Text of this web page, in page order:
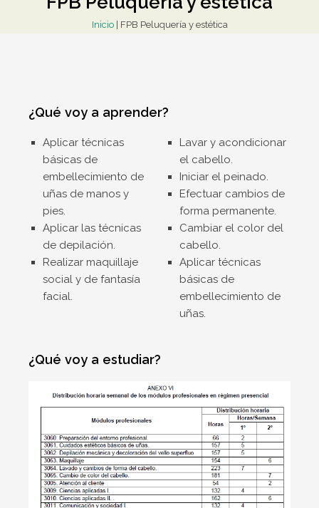
Inicio| FPB Peluquería y estética
¿Qué voy a aprender?
Aplicar técnicas
básicas de
embellecimiento de
uñas de manos y
pies.
Aplicar las técnicas
de depilación.
Realizar maquillaje
social y de fantasía
facial.
Lavar y acondicionar
el cabello.
Iniciar el peinado.
Efectuar cambios de
forma permanente.
Cambiar el color del
cabello.
Aplicar técnicas
básicas de
embellecimiento de
uñas.
¿Qué voy a estudiar?